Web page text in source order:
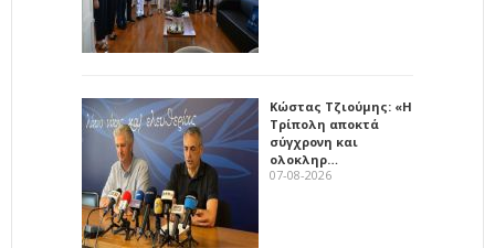
Κώστας Τζιούμης: «Η
Τρίπολη αποκτά
σύγχρονη και
ολοκληρ…
07-08-2026